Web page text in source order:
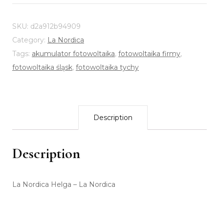
SKU: d2a912b94909
Category: La Nordica
Tags: akumulator fotowoltaika, fotowoltaika firmy,
fotowoltaika śląsk, fotowoltaika tychy
Description
Description
La Nordica Helga – La Nordica